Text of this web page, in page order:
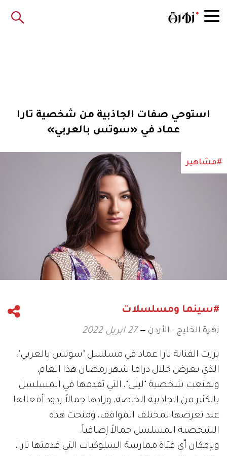
استوحي صفات الجاذبية من شخصية تارا
عماد في «سوتس بالعربي»
#مشاهير
#سينما ومسلسلات
زهرة الخليج - الأردن 27 ابريل 2022
برزت الفنانة تارا عماد في مسلسل "سوتس بالعربي"،
الذي يعرض خلال دراما شهر رمضان هذا العام،
وتمتعت شخصية "ليلى"، التي تقدمها في المسلسل
بالكثير من الجاذبية الخاصة، وزادها جمالاً ردود أفعالها
عند تعرضها لمختلف المواقف، ومنحت هذه
الشخصية المسلسل جمالاً إضافياً.
وبإمكان أي فتاة ممارسة السلوكيات التي قدمتها تارا،